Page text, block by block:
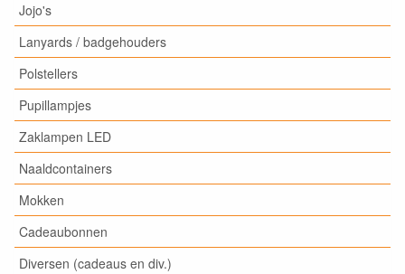
Jojo's
Lanyards / badgehouders
Polstellers
Pupillampjes
Zaklampen LED
Naaldcontainers
Mokken
Cadeaubonnen
Diversen (cadeaus en div.)